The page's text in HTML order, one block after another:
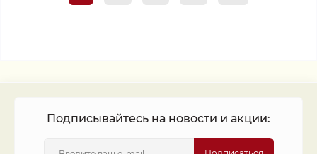
Подписывайтесь на новости и акции: